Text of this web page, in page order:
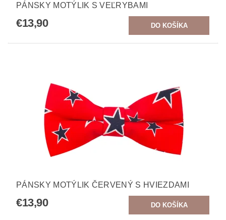
PÁNSKY MOTÝLIK S VEĽRYBAMI
€13,90
PÁNSKY MOTÝLIK ČERVENÝ S HVIEZDAMI
€13,90